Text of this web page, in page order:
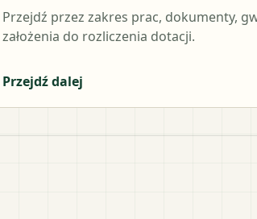
Przejdź przez zakres prac, dokumenty,
założenia do rozliczenia dotacji.
Przejdź dalej